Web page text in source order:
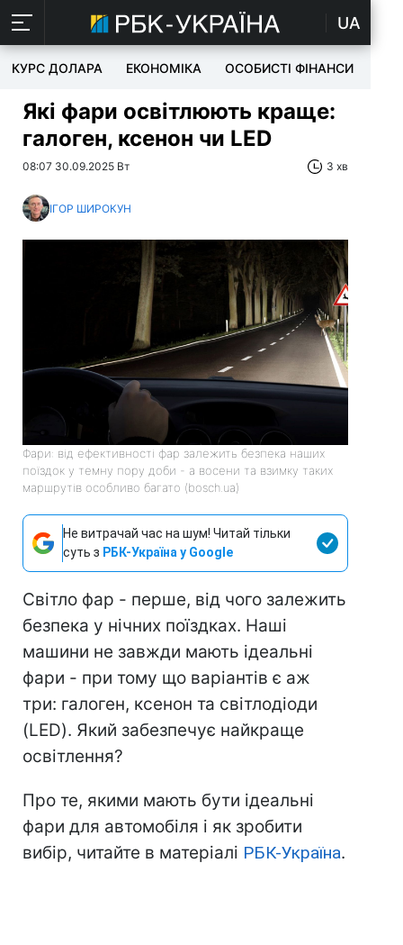
UA
КУРС ДОЛАРА ЕКОНОМІКА ОСОБИСТІ ФІНАНСИ
Які фари освітлюють краще:
галоген, ксенон чи LED
08:07 30.09.2025 Вт 3 хв
ІГОР ШИРОКУН
Фари: від ефективності фар залежить безпека наших
поїздок у темну пору доби - а восени та взимку таких
маршрутів особливо багато (bosch.ua)
Не витрачай час на шум! Читай тільки
суть з РБК-Україна у Google
Світло фар - перше, від чого залежить
безпека у нічних поїздках. Наші
машини не завжди мають ідеальні
фари - при тому що варіантів є аж
три: галоген, ксенон та світлодіоди
(LED). Який забезпечує найкраще
освітлення?
Про те, якими мають бути ідеальні
фари для автомобіля і як зробити
вибір, читайте в матеріалі РБК-Україна.